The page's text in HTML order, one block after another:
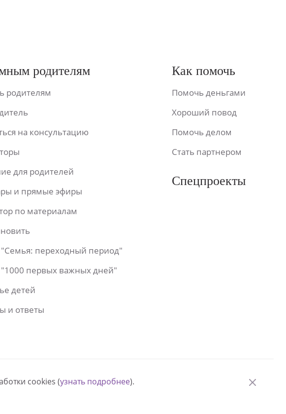
родителям
родителям
на консультацию
для родителей
и прямые эфиры
по материалам
"Семья: переходный период"
"1000 первых важных дней"
детей
и ответы
Как помочь
Помочь деньгами
Хороший повод
Помочь делом
Стать партнером
Спецпроекты
cookies (узнать подробнее).